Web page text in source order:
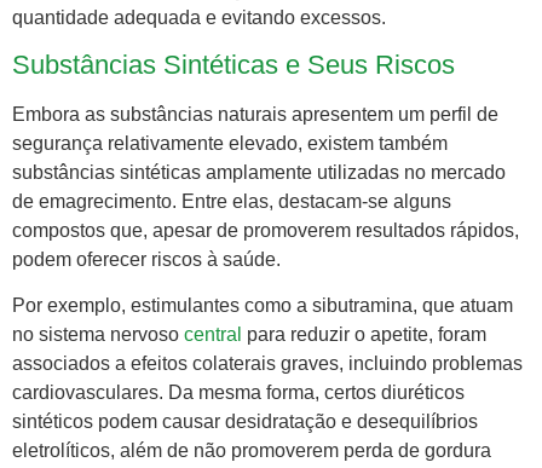
quantidade adequada e evitando excessos.
Substâncias Sintéticas e Seus Riscos
Embora as substâncias naturais apresentem um perfil de
segurança relativamente elevado, existem também
substâncias sintéticas amplamente utilizadas no mercado
de emagrecimento. Entre elas, destacam-se alguns
compostos que, apesar de promoverem resultados rápidos,
podem oferecer riscos à saúde.
Por exemplo, estimulantes como a sibutramina, que atuam
no sistema nervoso central para reduzir o apetite, foram
associados a efeitos colaterais graves, incluindo problemas
cardiovasculares. Da mesma forma, certos diuréticos
sintéticos podem causar desidratação e desequilíbrios
eletrolíticos, além de não promoverem perda de gordura